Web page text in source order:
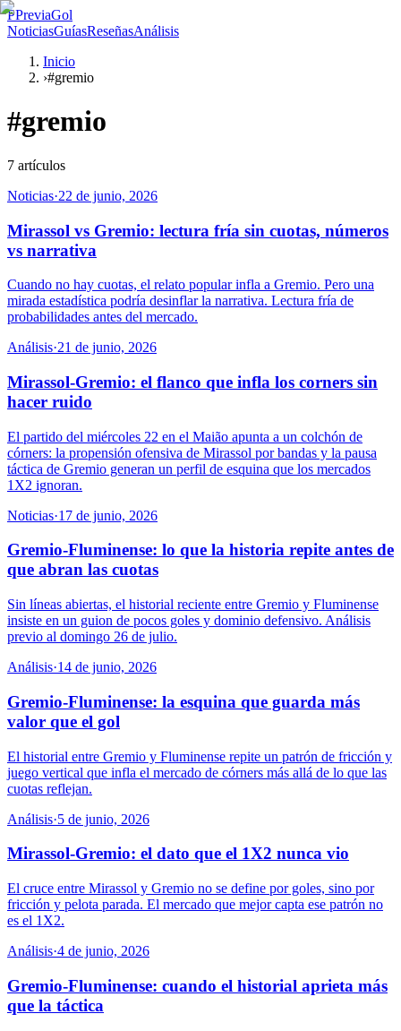
PPreviaGol
NoticiasGuíasReseñasAnálisis
Inicio
›#gremio
#gremio
7 artículos
Noticias·22 de junio, 2026
Mirassol vs Gremio: lectura fría sin cuotas, números
vs narrativa
Cuando no hay cuotas, el relato popular infla a Gremio. Pero una
mirada estadística podría desinflar la narrativa. Lectura fría de
probabilidades antes del mercado.
Análisis·21 de junio, 2026
Mirassol-Gremio: el flanco que infla los corners sin
hacer ruido
El partido del miércoles 22 en el Maião apunta a un colchón de
córners: la propensión ofensiva de Mirassol por bandas y la pausa
táctica de Gremio generan un perfil de esquina que los mercados
1X2 ignoran.
Noticias·17 de junio, 2026
Gremio-Fluminense: lo que la historia repite antes de
que abran las cuotas
Sin líneas abiertas, el historial reciente entre Gremio y Fluminense
insiste en un guion de pocos goles y dominio defensivo. Análisis
previo al domingo 26 de julio.
Análisis·14 de junio, 2026
Gremio-Fluminense: la esquina que guarda más
valor que el gol
El historial entre Gremio y Fluminense repite un patrón de fricción y
juego vertical que infla el mercado de córners más allá de lo que las
cuotas reflejan.
Análisis·5 de junio, 2026
Mirassol-Gremio: el dato que el 1X2 nunca vio
El cruce entre Mirassol y Gremio no se define por goles, sino por
fricción y pelota parada. El mercado que mejor capta ese patrón no
es el 1X2.
Análisis·4 de junio, 2026
Gremio-Fluminense: cuando el historial aprieta más
que la táctica